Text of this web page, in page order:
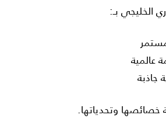
الخليجي بـ:
عالمية
جاذبة
وتحدياتها.